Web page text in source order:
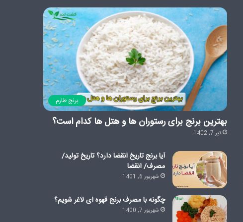
برنج طارم
بهترین برنج برای رستوران ها و هتل ها کدام است؟
تیر 7, 1402
آیا برنج تاریخ انقضا دارد؟ تاریخ تولید/
مصرف/ انقضا
شهریور 6, 1401
چگونه با مصرف برنج قهوه ای لاغر شویم؟
شهریور 7, 1400